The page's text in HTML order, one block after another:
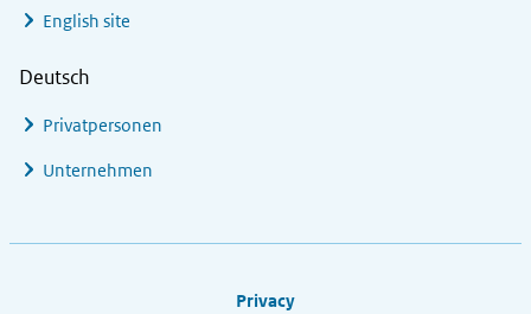
English site
Deutsch
Privatpersonen
Unternehmen
Privacy